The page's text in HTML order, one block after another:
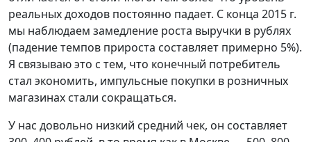
реальных доходов постоянно падает. С конца 2015 г.
мы наблюдаем замедление роста выручки в рублях
(падение темпов прироста составляет примерно 5%).
Я связываю это с тем, что конечный потребитель
стал экономить, импульсные покупки в розничных
магазинах стали сокращаться.
У нас довольно низкий средний чек, он составляет